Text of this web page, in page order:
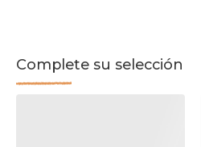
Complete su selección